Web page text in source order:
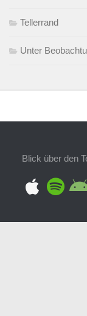
Tellerrand
Unter
Blick über den